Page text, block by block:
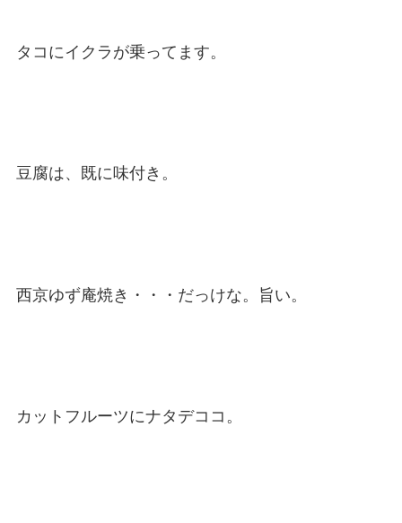
タコにイクラが乗ってます。
豆腐は、既に味付き。
西京ゆず庵焼き・・・だっけな。旨い。
カットフルーツにナタデココ。